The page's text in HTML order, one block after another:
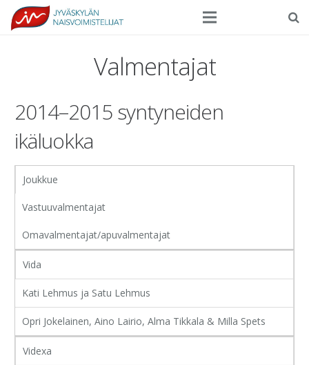
Kilpaurheilu
Tapahtumat
Ilmoittautuminen
Yhteystiedot
Valmentajat
2014–2015 syntyneiden
ikäluokka
Joukkue
Vastuuvalmentajat
Omavalmentajat/apuvalmentajat
Vida
Kati Lehmus ja Satu Lehmus
Opri Jokelainen, Aino Lairio, Alma Tikkala & Milla Spets
Videxa